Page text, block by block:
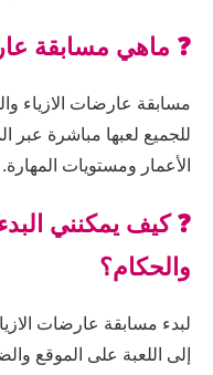
❓ ماهي مسابقة
مسابقة عارضات الازياء
للجميع لعبها مباشرة عبر
الأعمار ومستويات المهارة.
❓ كيف يمكنني
والحكام؟
لبدء مسابقة عارضات
إلى اللعبة على الموقع